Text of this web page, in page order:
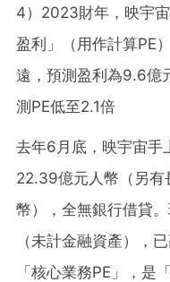
4）2023財年，映宇
盈利」（用作計算PE
遠，預測盈利為9.6億
測PE低至2.1倍
去年6月底，映宇宙手
22.39億元人幣（另有
幣），全無銀行借貸
（未計金融資產），
「核心業務PE」，是